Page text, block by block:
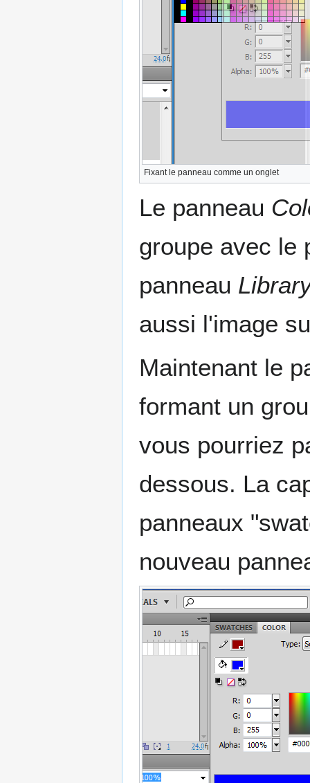
Fixant le panneau comme un onglet
Le panneau
groupe avec le
panneau
aussi l'image
Maintenant le
formant un
vous pourriez
dessous. La
panneaux
nouveau